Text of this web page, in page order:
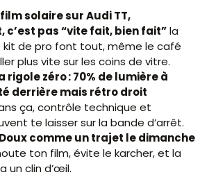
solaire sur Audi TT,
c’est pas “vite fait, bien fait”la
de pro font tout, même le café
plus vite sur les coins de vitre.
rigole zéro : 70% de lumière à
derrière mais rétro droit
ça, contrôle technique et
te laisser sur la bande d’arrêt.
comme un trajet le dimanche
ton film, évite le karcher, et la
un clin d’œil.